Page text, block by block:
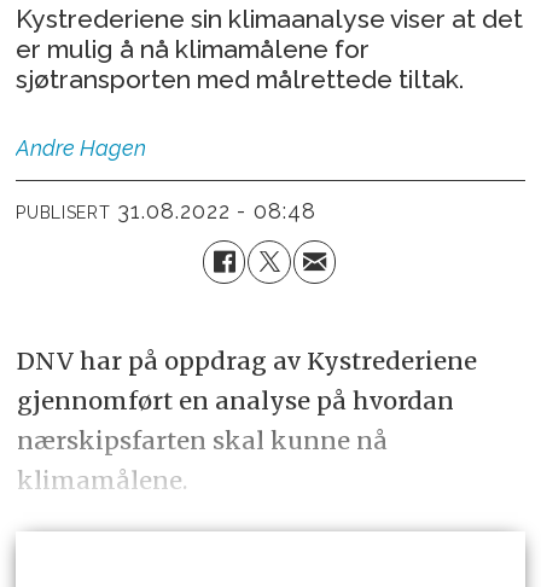
Kystrederiene sin klimaanalyse viser at det
er mulig å nå klimamålene for
sjøtransporten med målrettede tiltak.
Andre Hagen
PUBLISERT 31.08.2022 - 08:48
DNV har på oppdrag av Kystrederiene
gjennomført en analyse på hvordan
nærskipsfarten skal kunne nå
klimamålene.